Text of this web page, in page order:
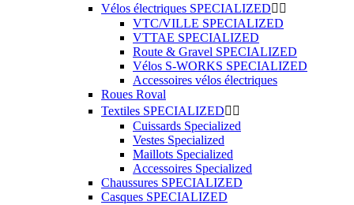
Vélos électriques SPECIALIZED 
VTC/VILLE SPECIALIZED
VTTAE SPECIALIZED
Route & Gravel SPECIALIZED
Vélos S-WORKS SPECIALIZED
Accessoires vélos électriques
Roues Roval
Textiles SPECIALIZED 
Cuissards Specialized
Vestes Specialized
Maillots Specialized
Accessoires Specialized
Chaussures SPECIALIZED
Casques SPECIALIZED